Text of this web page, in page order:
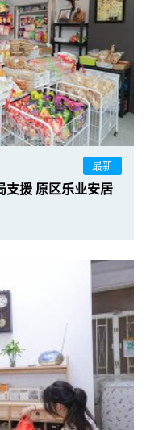
最新
支援 原区乐业安居